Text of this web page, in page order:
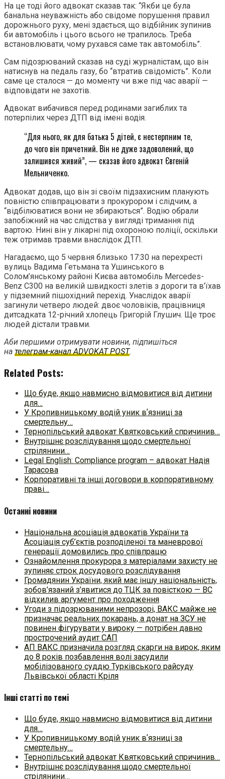
На це тоді його адвокат сказав так: “Якби це була
банальна неуважність або свідоме порушення правил
дорожнього руху, мені здається, що відбійник зупинив
би автомобіль і цього всього не трапилось. Треба
встановлювати, чому рухався саме так автомобіль”.
Сам підозрюваний сказав на суді журналістам, що він
натиснув на педаль газу, бо “втратив свідомість”. Коли
саме це сталося — до моменту чи вже під час аварії —
відповідати не захотів.
Адвокат вибачився перед родинами загиблих та
потерпілих через ДТП від імені водія.
“Для нього, як для батька 5 дітей, є нестерпним те,
до чого він причетний. Він не дуже задоволений, що
залишився живий”, — сказав його адвокат Євгеній
Мельниченко.
Адвокат додав, що він зі своїм підзахисним планують
повністю співпрацювати з прокурором і слідчим, а
“відбілюватися вони не збираються”. Водію обрали
запобіжний на час слідства у вигляді тримання під
вартою. Нині він у лікарні під охороною поліції, оскільки
теж отримав травми внаслідок ДТП.
Нагадаємо, що 5 червня близько 17:30 на перехресті
вулиць Вадима Гетьмана та Ушинського в
Солом’янському районі Києва автомобіль Mercedes-
Benz C300 на великій швидкості злетів з дороги та в’їхав
у підземний пішохідний перехід. Унаслідок аварії
загинули четверо людей: двоє чоловіків, працівниця
дитсадката 12-річний хлопець Григорій Глушич. Ще троє
людей дістали травми.
Аби першими отримувати новини, підпишіться
на телеграм-канал ADVOKAT POST.
Related Posts:
Що буде, якщо навмисно відмовитися від дитини
для…
У Кропивницькому водій уник вʼязниці за
смертельну…
Тернопільський адвокат Квятковський спричинив…
Внутрішнє розслідування щодо смертельної
стрілянини…
Legal English: Compliance program – адвокат Надія
Тарасова
Корпоративні та інші договори в корпоративному
праві…
Останні новини
Національна асоціація адвокатів України та
Асоціація суб’єктів розподіленої та маневрової
генерації домовились про співпрацю
Ознайомлення прокурора з матеріалами захисту не
зупиняє строк досудового розслідування
Громадянин України, який має іншу національність,
зобов’язаний з’явитися до ТЦК за повісткою — ВС
відхилив аргумент про походження
Угоди з підозрюваними непрозорі, ВАКС майже не
призначає реальних покарань, а донат на ЗСУ не
повинен фігурувати у вироку — потрібен давно
прострочений аудит САП
АП ВАКС призначила розгляд скарги на вирок, яким
до 8 років позбавлення волі засудили
мобілізованого суддю Турківського райсуду
Львівської області Кріля
Інші статті по темі
Що буде, якщо навмисно відмовитися від дитини
для…
У Кропивницькому водій уник вʼязниці за
смертельну…
Тернопільський адвокат Квятковський спричинив…
Внутрішнє розслідування щодо смертельної
стрілянини…